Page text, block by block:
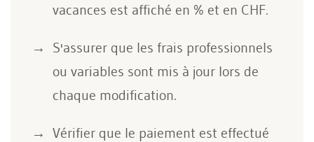
vacances est affiché en % et en CHF.
S'assurer que les frais professionnels
ou variables sont mis à jour lors de
chaque modification.
Vérifier que le paiement est effectué